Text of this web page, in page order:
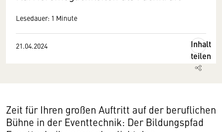
Lesedauer: 1 Minute
21.04.2024
Inhalt
teilen
Zeit für Ihren großen Auftritt auf der beruflichen
Bühne in der Eventtechnik: Der Bildungspfad